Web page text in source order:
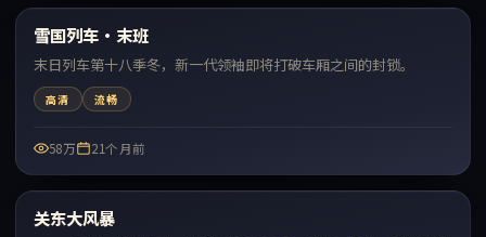
最新
雪国列车·末班
末日列车第十八季冬，新一代领袖即将打破车厢之间的封锁。
高清 流畅
58万 21个月前
最新
关东大风暴